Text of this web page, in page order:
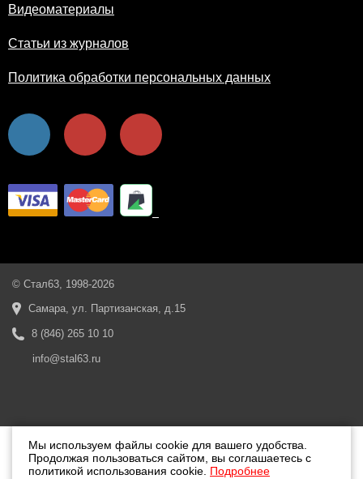
Видеоматериалы
Статьи из журналов
Политика обработки персональных данных
© Стал63, 1998-2026
Самара, ул. Партизанская, д.15
8 (846) 265 10 10
info@stal63.ru
Мы используем файлы cookie для вашего удобства.
Продолжая пользоваться сайтом, вы соглашаетесь с
политикой использования cookie. Подробнее